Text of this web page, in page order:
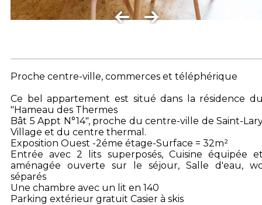
Proche centre-ville, commerces et téléphérique
Ce bel appartement est situé dans la résidence
"Hameau des Thermes
Bât 5 Appt N°14", proche du centre-ville de Saint-
Village et du centre thermal.
Exposition Ouest -2éme étage-Surface = 32m²
Entrée avec 2 lits superposés, Cuisine équipée
aménagée ouverte sur le séjour, Salle d'eau,
séparés
Une chambre avec un lit en 140
Parking extérieur gratuit Casier à skis